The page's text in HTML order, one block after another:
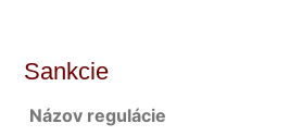
Sankcie
Názov regulácie